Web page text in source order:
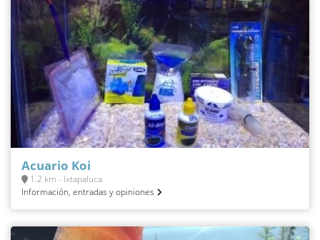
Acuario Koi
1.2 km - Ixtapaluca
Información, entradas y opiniones